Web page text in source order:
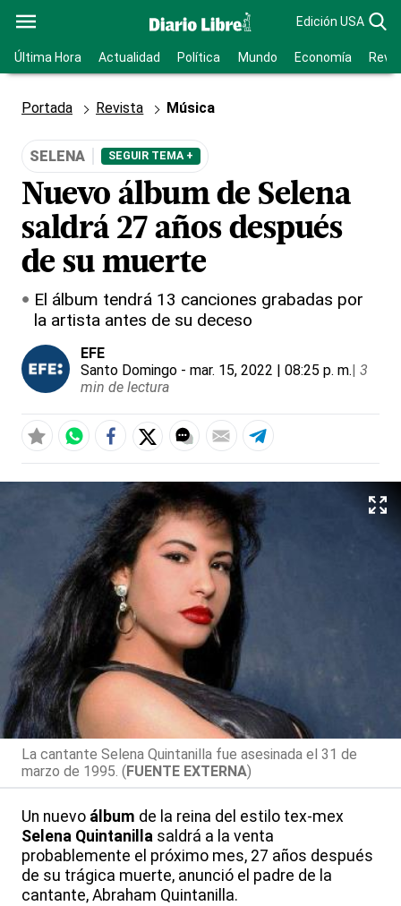
Edición USA
Última Hora Actualidad Política Mundo Economía
Portada Revista Música
SELENA SEGUIR TEMA +
Nuevo álbum de Selena
saldrá 27 años después
de su muerte
El álbum tendrá 13 canciones grabadas por
la artista antes de su deceso
EFE
Santo Domingo - mar. 15, 2022 | 08:25 p. m.| 3
min de lectura
La cantante Selena Quintanilla fue asesinada el 31 de
marzo de 1995. (FUENTE EXTERNA)
Un nuevo álbum de la reina del estilo tex-mex
Selena Quintanilla saldrá a la venta
probablemente el próximo mes, 27 años después
de su trágica muerte, anunció el padre de la
cantante, Abraham Quintanilla.